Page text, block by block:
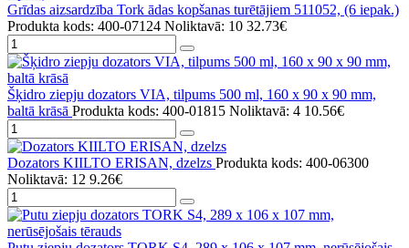
Grīdas aizsardzība Tork ādas kopšanas turētājiem 511052, (6 iepak.)
Produkta kods: 400-07124 Noliktavā: 10 32.73€
Šķidro ziepju dozators VIA, tilpums 500 ml, 160 x 90 x 90 mm,
baltā krāsā Produkta kods: 400-01815 Noliktavā: 4 10.56€
Dozators KIILTO ERISAN, dzelzs Produkta kods: 400-06300
Noliktavā: 12 9.26€